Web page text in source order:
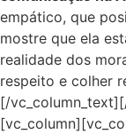
empático, que
mostre que ela
realidade dos
respeito e colher
[/